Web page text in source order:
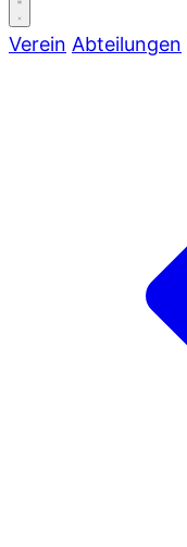
Verein Abteilungen